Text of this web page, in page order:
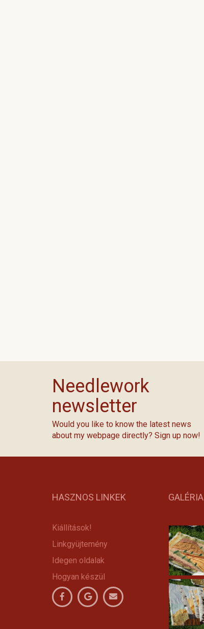
Needlework
newsletter
Would you like to know the latest news
about my webpage directly? Sign up now!
HASZNOS LINKEK
Kiállítások!
Linkgyüjtemény
Idegen oldalak
Hogyan készül
GALÉRIA